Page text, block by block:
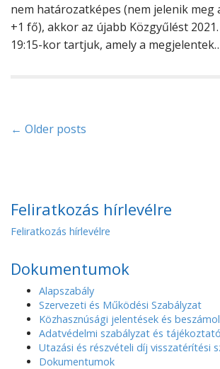
nem határozatképes (nem jelenik meg
+1 fő), akkor az újabb Közgyűlést
19:15-kor tartjuk, amely a
P
t
s
n
← Older posts
Feliratkozás hírlevélre
Feliratkozás hírlevélre
Dokumentumok
Alapszabály
Szervezeti és Működési Szabályzat
Közhasznúsági jelentések és
Adatvédelmi szabályzat és tájékoztató
Utazási és részvételi díj visszatérítési
Dokumentumok